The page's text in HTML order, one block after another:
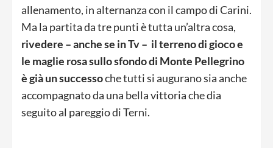
allenamento, in alternanza con il campo di Carini.
Ma la partita da tre punti è tutta un’altra cosa,
rivedere – anche se in Tv – il terreno di gioco e
le maglie rosa sullo sfondo di Monte Pellegrino
è già un successoche tutti si augurano sia anche
accompagnato da una bella vittoria che dia
seguito al pareggio di Terni.